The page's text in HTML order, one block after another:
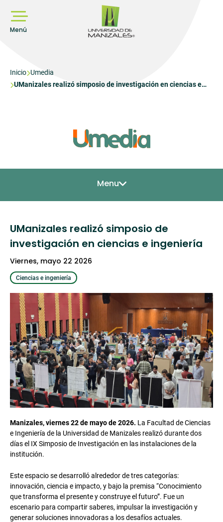
contenido
principal
Menú
Sobrescribir
enlaces
Inicio Umedia
UManizales realizó simposio de investigación en ciencias e
Menu
UManizales realizó simposio de
investigación en ciencias e ingeniería
viernes, mayo 22 2026
Ciencias e ingeniería
Manizales, viernes 22 de mayo de 2026. La Facultad de Ciencias
e Ingeniería de la Universidad de Manizales realizó durante dos
días el IX Simposio de Investigación en las instalaciones de la
institución.
Este espacio se desarrolló alrededor de tres categorías:
innovación, ciencia e impacto, y bajo la premisa “Conocimiento
que transforma el presente y construye el futuro”. Fue un
escenario para compartir saberes, impulsar la investigación y
generar soluciones innovadoras a los desafíos actuales.